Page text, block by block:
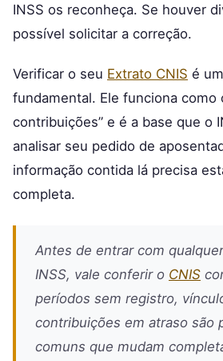
INSS os reconheça. Se houver
possível solicitar a correção.
Verificar o seu Extrato CNIS é
fundamental. Ele funciona como
contribuições” e é a base que o
analisar seu pedido de
informação contida lá precisa
completa.
Antes de entrar com
INSS, vale conferir o CNIS
períodos sem registro,
contribuições em atraso são
comuns que mudam